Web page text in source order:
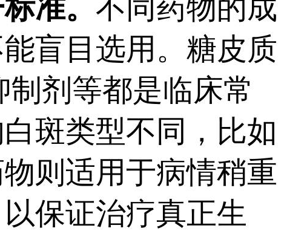
合308激光综合治疗，
准。 不同药物的成
盲目选用。糖皮质
剂等都是临床常
斑类型不同，比如
则适用于病情稍重
保证治疗真正生